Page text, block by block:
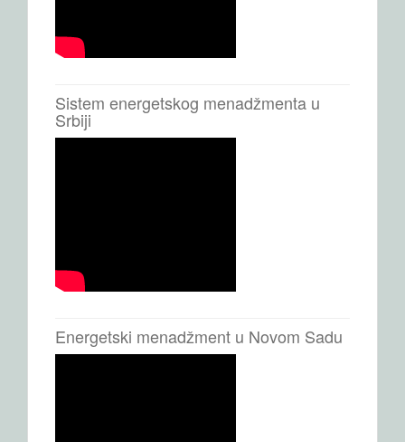
Sistem energetskog menadžmenta u
Srbiji
Energetski menadžment u Novom Sadu